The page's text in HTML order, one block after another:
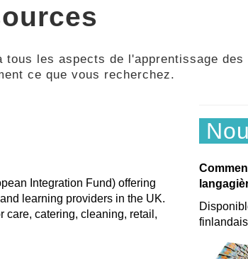
les aspects de l'apprentissage
ce que vous recherchez.
Integration Fund) offering
learning providers in the UK.
care, catering, cleaning, retail,